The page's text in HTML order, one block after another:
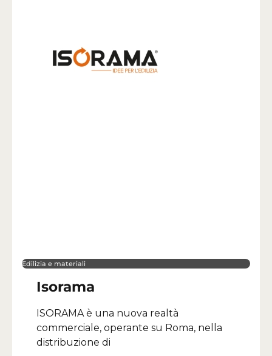
Edilizia e materiali
Isorama
ISORAMA è una nuova realtà
commerciale, operante su Roma, nella
distribuzione di